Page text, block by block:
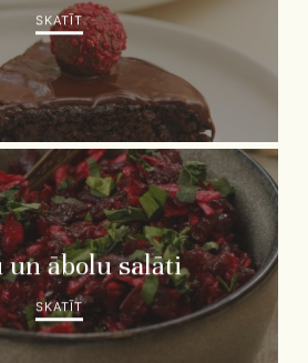
SKATĪT
un ābolu salāti
SKATĪT